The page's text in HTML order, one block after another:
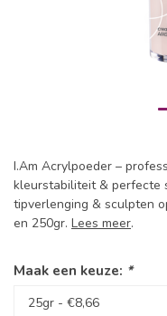
I.Am Acrylpoeder –
kleurstabiliteit & perfecte
tipverlenging & sculpten
en 250gr. Lees meer.
Maak een keuze: *